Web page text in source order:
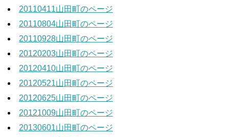
20110411山田町のページ
20110804山田町のページ
20110928山田町のページ
20120203山田町のページ
20120410山田町のページ
20120521山田町のページ
20120625山田町のページ
20121009山田町のページ
20130601山田町のページ